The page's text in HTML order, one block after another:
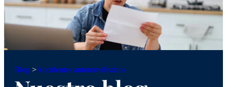
Blog >Accidentes automovilísticos